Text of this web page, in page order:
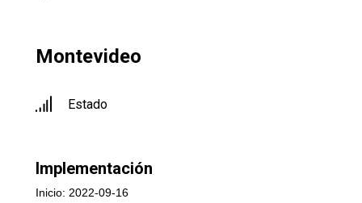
Montevideo
Estado
Implementación
Inicio: 2022-09-16